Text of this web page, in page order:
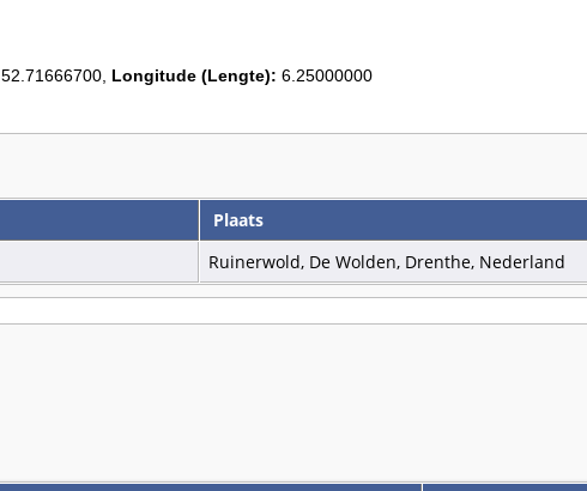
52.71666700, Longitude (Lengte): 6.25000000
Plaats
Ruinerwold, De Wolden, Drenthe, Nederland